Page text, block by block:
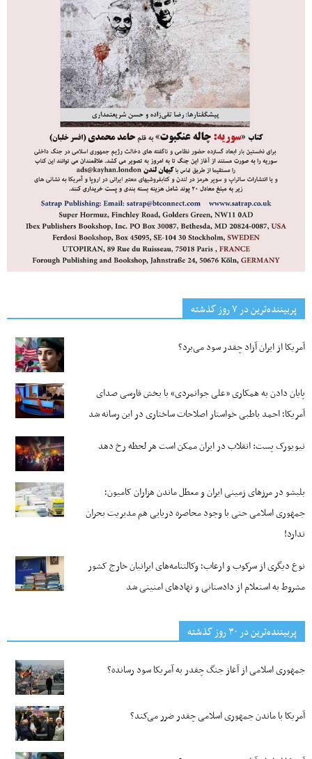
پربیننده‌ترین‌ در ۷ روز گذشته
آمریکا از ایران آزاد چقدر سود می‌برد؟
پایان دادن به همکاری «علی جوانمردی» با بخش فارسی صدای
آمریکا؛ احمد باطبی خواستار اصلاحات ساختاری در این رسانه شد
نیویورک پست: انقلاب در ایران ممکن است هر لحظه رخ دهد
بلبشو در مرزهای زمینی ایران و معطل ماندن هزاران کامیون؛
جمهوری اسلامی حتی با وجود محاصره دریایی هم مدیریت بحران
ندارد!
نوع دیگری از سرکوب و ارعاب؛ وکالتنامه‌های ایرانیان خارج کشور
مشروط به استعلام از دادستانی و نهادهای امنیتی شد
پربیننده‌ترین‌ در ۳۰ روز گذشته
جمهوری اسلامی از آغاز جنگ چقدر به آمریکا سود رسانده؟
آمریکا با ماندن جمهوری اسلامی چقدر ضرر می‌کند؟